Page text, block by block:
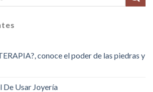
conoce el poder de las piedras y
De Usar Joyería